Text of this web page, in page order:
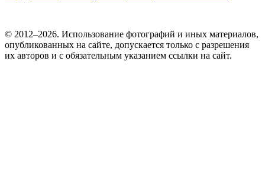
© 2012–2026. Использование фотографий и иных материалов,
опубликованных на сайте, допускается только с разрешения
их авторов и c обязательным указанием ссылки на сайт.